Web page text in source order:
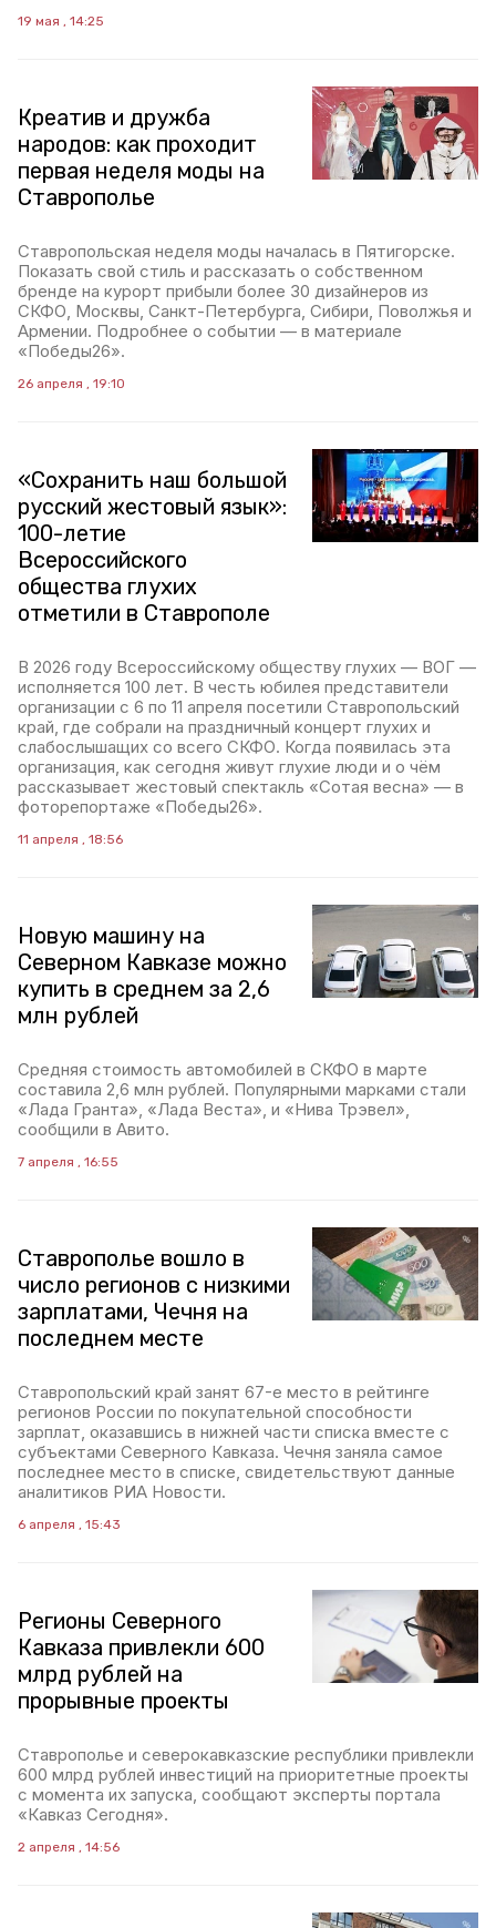
19 мая , 14:25
Креатив и дружба
народов: как проходит
первая неделя моды на
Ставрополье
Ставропольская неделя моды началась в Пятигорске.
Показать свой стиль и рассказать о собственном
бренде на курорт прибыли более 30 дизайнеров из
СКФО, Москвы, Санкт-Петербурга, Сибири, Поволжья и
Армении. Подробнее о событии — в материале
«Победы26».
26 апреля , 19:10
«Сохранить наш большой
русский жестовый язык»:
100-летие
Всероссийского
общества глухих
отметили в Ставрополе
В 2026 году Всероссийскому обществу глухих — ВОГ —
исполняется 100 лет. В честь юбилея представители
организации с 6 по 11 апреля посетили Ставропольский
край, где собрали на праздничный концерт глухих и
слабослышащих со всего СКФО. Когда появилась эта
организация, как сегодня живут глухие люди и о чём
рассказывает жестовый спектакль «Сотая весна» — в
фоторепортаже «Победы26».
11 апреля , 18:56
Новую машину на
Северном Кавказе можно
купить в среднем за 2,6
млн рублей
Средняя стоимость автомобилей в СКФО в марте
составила 2,6 млн рублей. Популярными марками стали
«Лада Гранта», «Лада Веста», и «Нива Трэвел»,
сообщили в Авито.
7 апреля , 16:55
Ставрополье вошло в
число регионов с низкими
зарплатами, Чечня на
последнем месте
Ставропольский край занят 67-е место в рейтинге
регионов России по покупательной способности
зарплат, оказавшись в нижней части списка вместе с
субъектами Северного Кавказа. Чечня заняла самое
последнее место в списке, свидетельствуют данные
аналитиков РИА Новости.
6 апреля , 15:43
Регионы Северного
Кавказа привлекли 600
млрд рублей на
прорывные проекты
Ставрополье и северокавказские республики привлекли
600 млрд рублей инвестиций на приоритетные проекты
с момента их запуска, сообщают эксперты портала
«Кавказ Сегодня».
2 апреля , 14:56